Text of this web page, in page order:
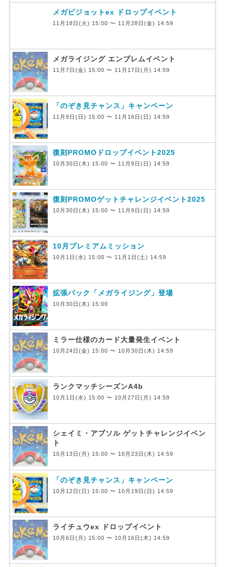
メガピジョットex ドロップイベント
11月18日(火) 15:00 〜 11月28日(金) 14:59
メガライジング エンブレムイベント
11月7日(金) 15:00 〜 11月17日(月) 14:59
「のぞき見チャンス」キャンペーン
11月9日(日) 15:00 〜 11月16日(日) 14:59
復刻PROMOドロップイベント2025
10月30日(木) 15:00 〜 11月9日(日) 14:59
復刻PROMOゲットチャレンジイベント2025
10月30日(木) 15:00 〜 11月9日(日) 14:59
10月プレミアムミッション
10月1日(水) 15:00 〜 11月1日(土) 14:59
拡張パック「メガライジング」登場
10月30日(木) 15:00
ミラー仕様のカード大量発生イベント
10月24日(金) 15:00 〜 10月30日(木) 14:59
ランクマッチシーズンA4b
10月1日(水) 15:00 〜 10月27日(月) 14:59
シェイミ・アブソル ゲットチャレンジイベン
ト
10月13日(月) 15:00 〜 10月23日(木) 14:59
「のぞき見チャンス」キャンペーン
10月12日(日) 15:00 〜 10月19日(日) 14:59
ライチュウex ドロップイベント
10月6日(月) 15:00 〜 10月16日(木) 14:59